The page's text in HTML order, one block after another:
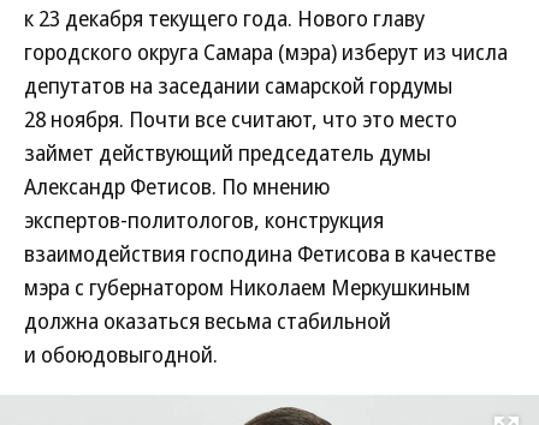
к 23 декабря текущего года. Нового главу
городского округа Самара (мэра) изберут из числа
депутатов на заседании самарской гордумы
28 ноября. Почти все считают, что это место
займет действующий председатель думы
Александр Фетисов. По мнению
экспертов‑политологов, конструкция
взаимодействия господина Фетисова в качестве
мэра с губернатором Николаем Меркушкиным
должна оказаться весьма стабильной
и обоюдовыгодной.